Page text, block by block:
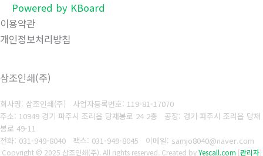
Powered by KBoard
이용약관
개인정보처리방침
삼조인쇄(주)
회사명: 삼조인쇄(주) 사업자등록번호: 119-81-17070
주소: 10949 경기 파주시 조리읍 당재봉로 24 2층 공장: 경기 파주시 조리읍 당재
봉로 49-11
전화: 031-949-8040
팩스: 031-949-8045 이메일: samjo8040@naver.com
Copyright © 2025 삼조인쇄(주). All rights reserved. Created byYescall.com [관리자]